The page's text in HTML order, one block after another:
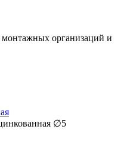
монтажных организаций и
∅5